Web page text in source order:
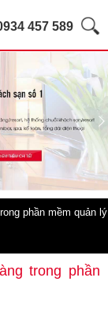
457 589
phần mềm quản lý
trong phần